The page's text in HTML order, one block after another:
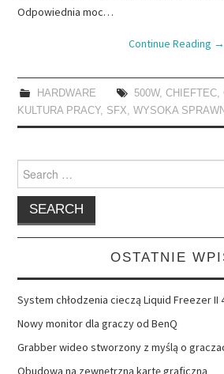
Odpowiednia moc…
Continue Reading →
HARDWARE 500W, CHIEFTEC,
KULTURA PRACY, SFX,WYSOKA
Search
for:
OSTATNIE
System chłodzenia cieczą Liquid Freezer II
Nowy monitor dla graczy od BenQ
Grabber wideo stworzony z myślą o
Obudowa na zewnętrzną kartę graficzną